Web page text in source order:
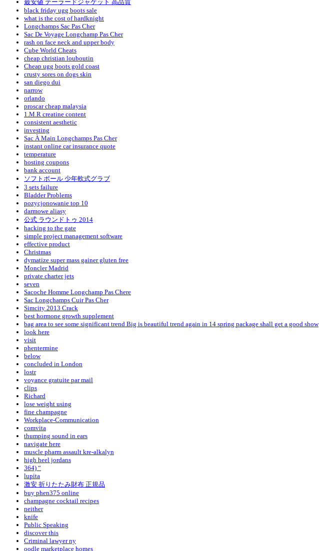
最安値 テーラードジャケット 高品質
black friday ugg boots sale
what is the cost of hardknight
Longchamps Sac Pas Cher
Sac De Voyage Longchamp Pas Cher
rash on face neck and upper body
Cube World Cheats
cheap christian louboutin
Cheap ugg boots gold coast
crusty sores on dogs skin
san diego dui
narrow
orlando
proscar cheap malaysia
1.M.R creatine content
consistent aesthetic
investing
Sac À Main Longchamps Pas Cher
instant online car insurance quote
temperature
hosting coupons
bank account
ソフトボール 少年軟式グラブ
3 sets failure
Bladder Problems
pozycjonowanie top 10
darmowe aliasy
公式 ラウンドトゥ 2014
hacking to the gate
simple project management software
effective product
Christmas
dymatize super mass gainer gluten free
Moncler Madrid
private charter jets
seven
Sacoche Homme Longchamp Pas Chere
Sac Longchamps Cuir Pas Cher
Simcity 2013 Crack
best hormone growth supplement
bag area to see some significant trend Big is beautiful trend again in 14 spring package shall get a good show
look here
visit
phentermine
below
concluded in London
lostr
voyance gratuite par mail
clips
Richard
lose weight using
fine champagne
Workplace-Communication
comvita
thumping sound in ears
navigate here
muscle pharm assault kre-alkalyn
high heel jordans
364) “
lupita
激安 折りたたみ財布 正規品
buy phen375 online
champagne cocktail recipes
neither
knife
Public Speaking
discover this
Criminal lawyer ny
oodle marketplace homes